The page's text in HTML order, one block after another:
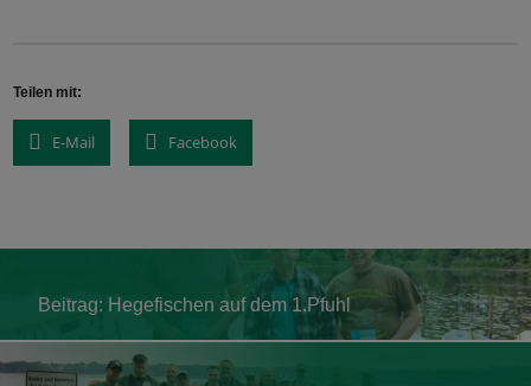
Teilen mit:
E-Mail Facebook
navigation
Hegefischen auf dem 1.Pfuhl